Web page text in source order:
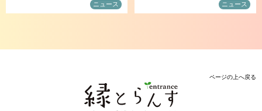
ニュース ニュース
ページの上へ戻る